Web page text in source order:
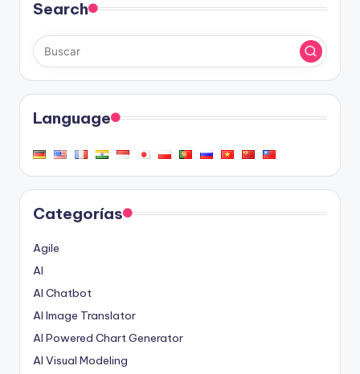
Search
Language
Categorías
Agile
AI
AI Chatbot
AI Image Translator
AI Powered Chart Generator
AI Visual Modeling